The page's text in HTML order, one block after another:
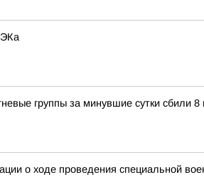
группы за минувшие сутки сбили 8
о ходе проведения специальной